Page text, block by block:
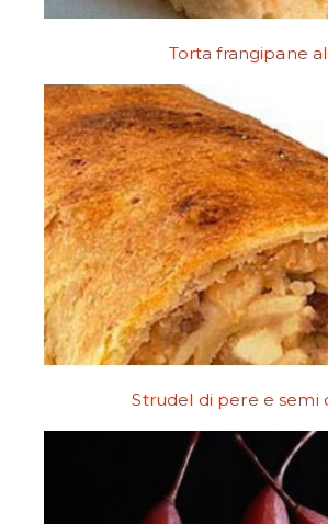
Torta frangipane
Strudel di pere e semi